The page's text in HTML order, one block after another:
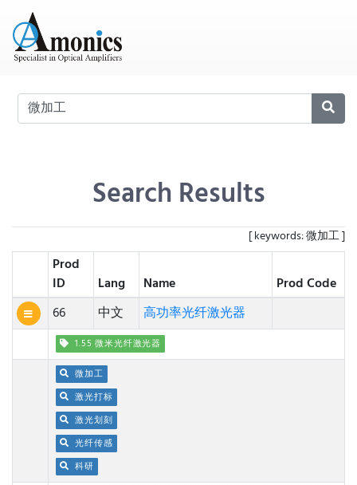
Search Results
[ keywords: 微加工 ]
Prod
ID
Lang Name
Prod Code
66
中文 高功率光纤激光器
1.55 微米光纤激光器
微加工
激光打标
激光划刻
光纤传感
科研